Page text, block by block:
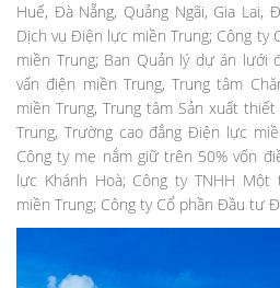
Huế, Đà Nẵng, Quảng Ngãi, Gia Lai,
Dịch vụ Điện lực miền Trung; Công ty
miền Trung; Ban Quản lý dự án lưới
vấn điện miền Trung, Trung tâm
miền Trung, Trung tâm Sản xuất
Trung, Trường cao đẳng Điện lực
Công ty mẹ nắm giữ trên 50% vốn
lực Khánh Hoà; Công ty TNHH Một
miền Trung; Công ty Cổ phần Đầu tư